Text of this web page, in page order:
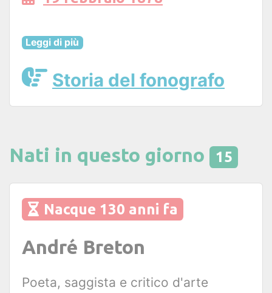
Leggi di più
Storia del fonografo
Nati in questo giorno 15
Nacque 130 anni fa
André Breton
Poeta, saggista e critico d'arte